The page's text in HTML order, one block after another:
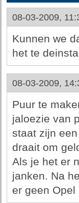
08-03-2009,
Kunnen we
het te
08-03-2009,
Puur te
jaloezie van
staat zijn
draait om
Als je het er
janken. Na
er geen